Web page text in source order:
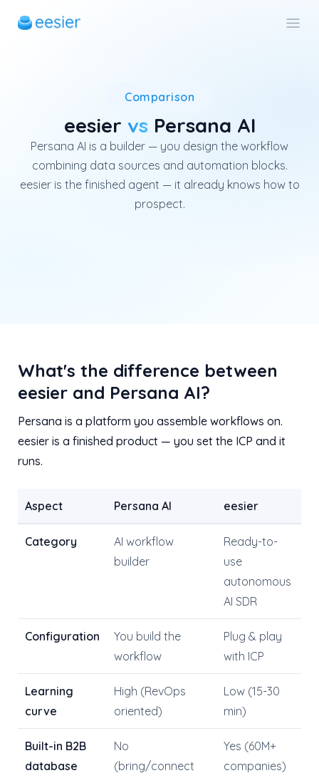
Comparison
eesier vsPersana AI
Persana AI is a builder — you design the workflow
combining data sources and automation blocks.
eesier is the finished agent — it already knows how to
prospect.
Persana AI is a prospecting
What's the difference between
eesier and Persana AI?
Persana is a platform you assemble workflows on.
eesier is a finished product — you set the ICP and it
runs.
Aspect Persana AI eesier
Category
AI workflow
builder
Ready-to-
use
autonomous
AI SDR
Configuration
You build the
workflow
Plug & play
with ICP
Learning
curve
High (RevOps
oriented)
Low (15-30
min)
Built-in B2B
database
No
(bring/connect
Yes (60M+
companies)